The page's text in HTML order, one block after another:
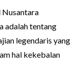
Nusantara
adalah tentang
legendaris yang
hal kekebalan